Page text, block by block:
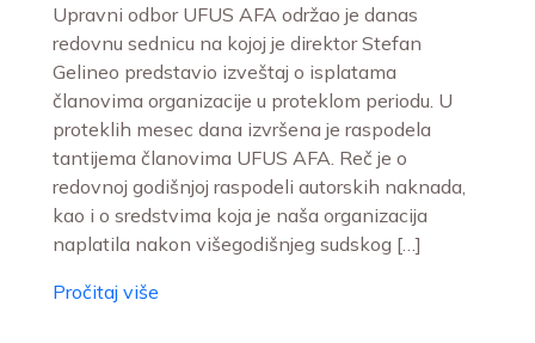
Upravni odbor UFUS AFA održao je danas
redovnu sednicu na kojoj je direktor Stefan
Gelineo predstavio izveštaj o isplatama
članovima organizacije u proteklom periodu. U
proteklih mesec dana izvršena je raspodela
tantijema članovima UFUS AFA. Reč je o
redovnoj godišnjoj raspodeli autorskih naknada,
kao i o sredstvima koja je naša organizacija
naplatila nakon višegodišnjeg sudskog […]
Pročitaj više